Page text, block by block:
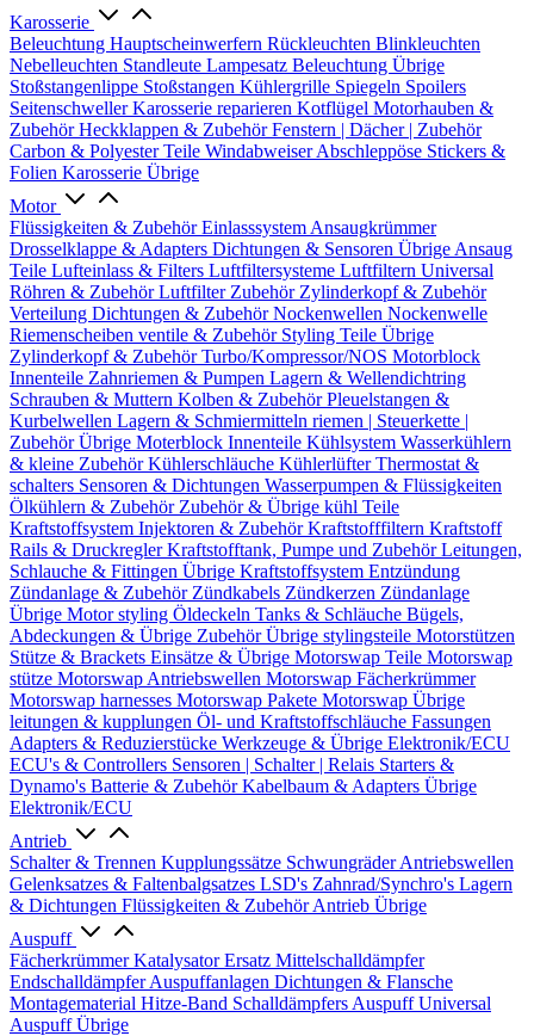
Karosserie
Beleuchtung Hauptscheinwerfern Rückleuchten Blinkleuchten
Nebelleuchten Standleute Lampesatz Beleuchtung Übrige
Stoßstangenlippe Stoßstangen Kühlergrille Spiegeln Spoilers
SeitenschwellerKarosserie reparieren Kotflügel Motorhauben &
ZubehörHeckklappen & ZubehörFenstern | Dächer | Zubehör
Carbon & Polyester Teile WindabweiserAbschleppöse Stickers &
Folien Karosserie Übrige
Motor
Flüssigkeiten & ZubehörEinlasssystem Ansaugkrümmer
Drosselklappe & Adapters Dichtungen & Sensoren Übrige Ansaug
Teile Lufteinlass & Filters Luftfiltersysteme Luftfiltern Universal
Röhren & ZubehörLuftfilter Zubehör Zylinderkopf & Zubehör
Verteilung Dichtungen & ZubehörNockenwellen Nockenwelle
Riemenscheiben ventile & Zubehör Styling Teile Übrige
Zylinderkopf & ZubehörTurbo/Kompressor/NOS Motorblock
Innenteile Zahnriemen & Pumpen Lagern & Wellendichtring
Schrauben & Muttern Kolben & ZubehörPleuelstangen &
Kurbelwellen Lagern & Schmiermitteln riemen | Steuerkette |
ZubehörÜbrige Moterblock Innenteile Kühlsystem Wasserkühlern
& kleine ZubehörKühlerschläuche KühlerlüfterThermostat &
schalters Sensoren & Dichtungen Wasserpumpen & Flüssigkeiten
Ölkühlern & Zubehör Zubehör & Übrige kühl Teile
Kraftstoffsystem Injektoren & ZubehörKraftstofffiltern Kraftstoff
Rails & DruckreglerKraftstofftank, Pumpe und ZubehörLeitungen,
Schlauche & Fittingen Übrige Kraftstoffsystem Entzündung
Zündanlage & Zubehör Zündkabels Zündkerzen Zündanlage
Übrige Motor styling Öldeckeln Tanks & Schläuche Bügels,
Abdeckungen & Übrige ZubehörÜbrige stylingsteile Motorstützen
Stütze & Brackets Einsätze & Übrige Motorswap Teile Motorswap
stütze Motorswap Antriebswellen Motorswap Fächerkrümmer
Motorswap harnesses Motorswap Pakete Motorswap Übrige
leitungen & kupplungen Öl- und Kraftstoffschläuche Fassungen
Adapters & Reduzierstücke Werkzeuge & Übrige Elektronik/ECU
ECU's & Controllers Sensoren | Schalter | Relais Starters &
Dynamo's Batterie & ZubehörKabelbaum & Adapters Übrige
Elektronik/ECU
Antrieb
Schalter & Trennen Kupplungssätze SchwungräderAntriebswellen
Gelenksatzes & Faltenbalgsatzes LSD's Zahnrad/Synchro's Lagern
& Dichtungen Flüssigkeiten & ZubehörAntrieb Übrige
Auspuff
FächerkrümmerKatalysator Ersatz Mittelschalldämpfer
EndschalldämpferAuspuffanlagen Dichtungen & Flansche
Montagematerial Hitze-Band Schalldämpfers Auspuff Universal
Auspuff Übrige